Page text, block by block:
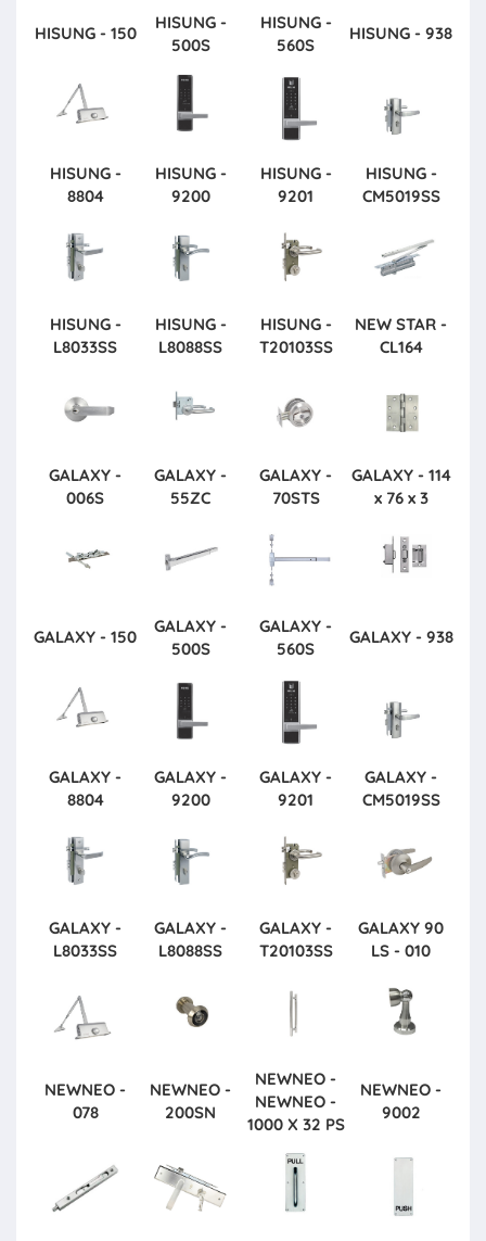
HISUNG - 150
HISUNG -
500S
HISUNG -
560S
HISUNG - 938
HISUNG -
8804
HISUNG -
9200
HISUNG -
9201
HISUNG -
CM5019SS
HISUNG -
L8033SS
HISUNG -
L8088SS
HISUNG -
T20103SS
NEW STAR -
CL164
GALAXY -
006S
GALAXY -
55ZC
GALAXY -
70STS
GALAXY - 114
x 76 x 3
GALAXY - 150
GALAXY -
500S
GALAXY -
560S
GALAXY - 938
GALAXY -
8804
GALAXY -
9200
GALAXY -
9201
GALAXY -
CM5019SS
GALAXY -
L8033SS
GALAXY -
L8088SS
GALAXY -
T20103SS
GALAXY 90
LS - 010
NEWNEO -
078
NEWNEO -
200SN
NEWNEO -
NEWNEO -
1000 X 32 PS
NEWNEO -
9002